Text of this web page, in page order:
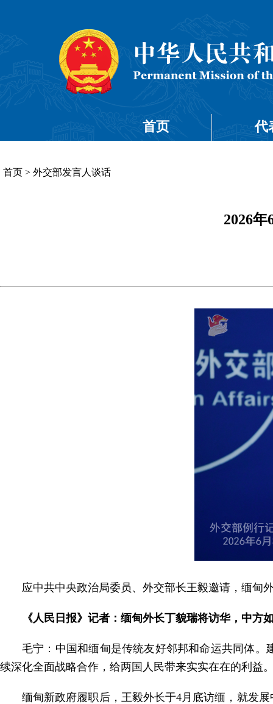
首页 代
首页 > 外交部发言人谈话
2026
应中共中央政治局委员、外交部长王毅邀请，缅甸
《人民日报》记者：缅甸外长丁貌瑞将访华，中
毛宁：中国和缅甸是传统友好邻邦和命运共同体
续深化全面战略合作，给两国人民带来实实在在的利益
缅甸新政府履职后，王毅外长于4月底访缅，就发